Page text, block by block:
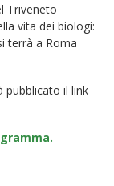
Triveneto
vita dei biologi:
terrà a Roma
pubblicato il link